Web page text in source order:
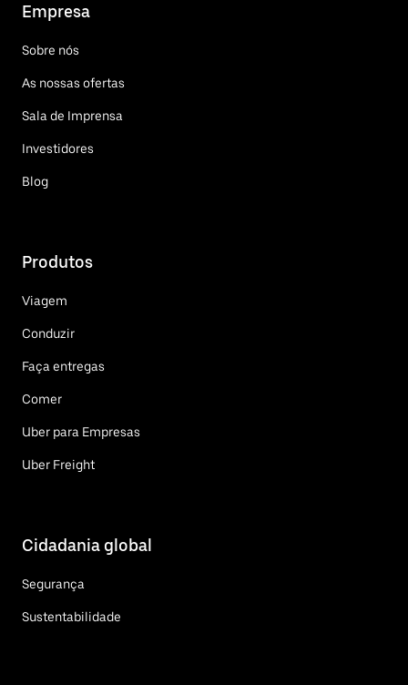
Empresa
Sobre nós
As nossas ofertas
Sala de Imprensa
Investidores
Blog
Produtos
Viagem
Conduzir
Faça entregas
Comer
Uber para Empresas
Uber Freight
Cidadania global
Segurança
Sustentabilidade